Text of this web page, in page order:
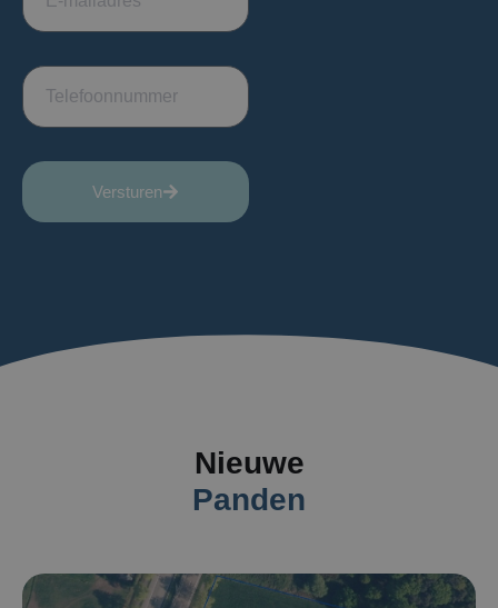
Versturen
Nieuwe
Panden